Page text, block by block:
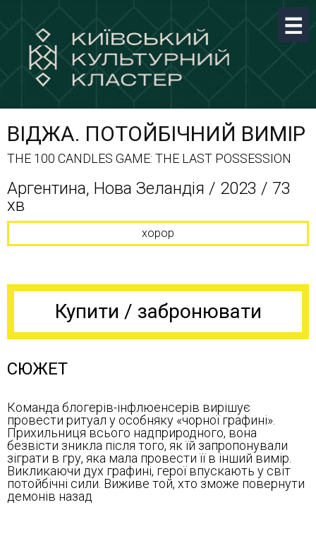
ВІДЖА. ПОТОЙБІЧНИЙ ВИМІР
THE 100 CANDLES GAME: THE LAST POSSESSION
Аргентина, Нова Зеландія / 2023 / 73
хв
хорор
Купити / забронювати
СЮЖЕТ
Команда блогерів-інфлюенсерів вирішує
провести ритуал у особняку «чорної графині».
Прихильниця всього надприродного, вона
безвісти зникла після того, як їй запропонували
зіграти в гру, яка мала провести її в інший вимір.
Викликаючи дух графині, герої впускають у світ
потойбічні сили. Виживе той, хто зможе повернути
демонів назад